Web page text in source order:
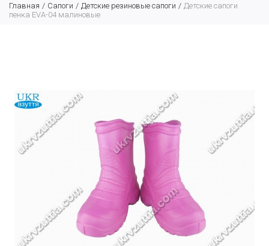
Главная Сапоги Детские резиновые сапоги
Детские сапоги
пенка EVA-04 малиновые